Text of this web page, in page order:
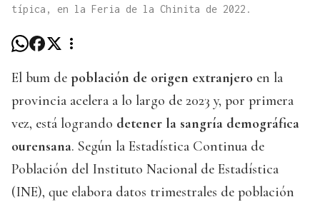
típica, en la Feria de la Chinita de 2022.
El bum de población de origen extranjero en la
provincia acelera a lo largo de 2023 y, por primera
vez, está logrando detener la sangría demográfica
ourensana. Según la Estadística Continua de
Población del Instituto Nacional de Estadística
(INE), que elabora datos trimestrales de población